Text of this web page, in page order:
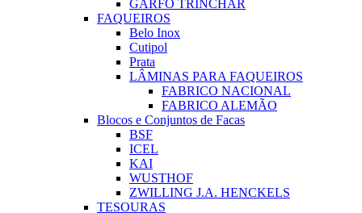
GARFO TRINCHAR
FAQUEIROS
Belo Inox
Cutipol
Prata
LÂMINAS PARA FAQUEIROS
FABRICO NACIONAL
FABRICO ALEMÃO
Blocos e Conjuntos de Facas
BSF
ICEL
KAI
WUSTHOF
ZWILLING J.A. HENCKELS
TESOURAS